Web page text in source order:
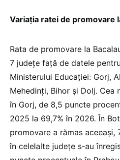
Variația ratei de promovare
Rata de promovare la
7 județe față de datele
Ministerului Educației: Gorj,
Mehedinți, Bihor și Dolj. Cea
în Gorj, de 8,5 puncte
2025 la 69,7% în 2026. În
promovare a rămas aceeași,
în celelalte județe s-au